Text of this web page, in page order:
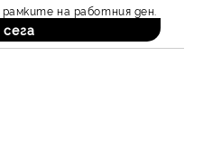
на работния ден.